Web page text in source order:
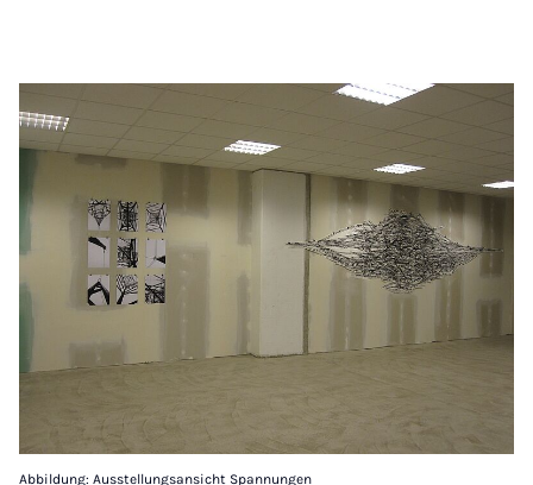
Abbildung: Ausstellungsansicht Spannungen